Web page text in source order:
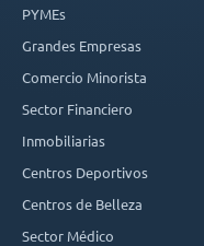
PYMEs
Grandes Empresas
Comercio Minorista
Sector Financiero
Inmobiliarias
Centros Deportivos
Centros de Belleza
Sector Médico